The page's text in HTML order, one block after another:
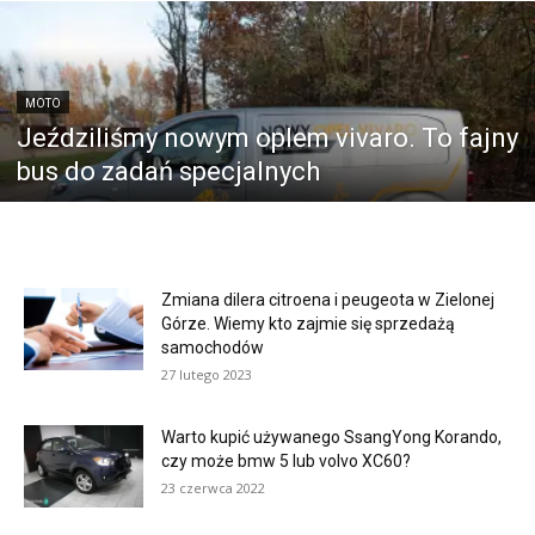
MOTO
Jeździliśmy nowym oplem vivaro. To fajny
bus do zadań specjalnych
Zmiana dilera citroena i peugeota w Zielonej
Górze. Wiemy kto zajmie się sprzedażą
samochodów
27 lutego 2023
Warto kupić używanego SsangYong Korando,
czy może bmw 5 lub volvo XC60?
23 czerwca 2022